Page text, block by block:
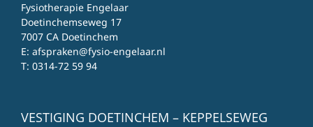
Fysiotherapie Engelaar
Doetinchemseweg 17
7007 CA Doetinchem
E: afspraken@fysio-engelaar.nl
T: 0314-72 59 94
VESTIGING DOETINCHEM – KEPPELSEWEG